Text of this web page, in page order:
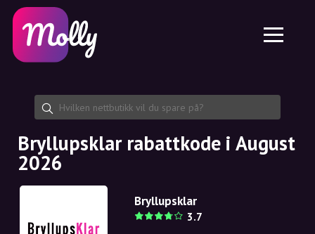
Hudpleie
Hårpleie
Del rabattkode
Funksjoner
Jobb
Om oss
Samarbeid
Plattform
Molly til iPhone og iPad
Molly til Android
NO
EN
SE
NO
NL
Bryllupsklar rabattkode i August
2026
Bryllupsklar
3.7